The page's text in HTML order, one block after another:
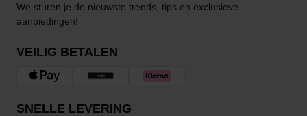
We sturen je de nieuwste trends, tips en exclusieve
aanbiedingen!
VEILIG BETALEN
SNELLE LEVERING